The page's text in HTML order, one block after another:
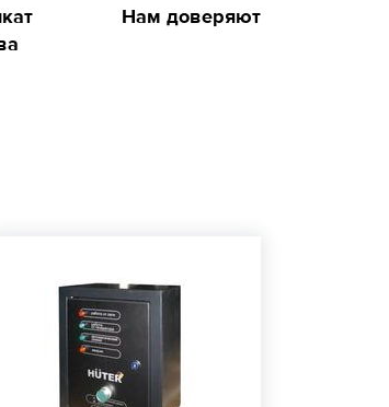
Нам доверяют